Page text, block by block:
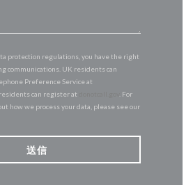
protection regulations, you have the right
communications. UK residents can
Preference Service at
residents can register at
. For
how we process your data, please see our